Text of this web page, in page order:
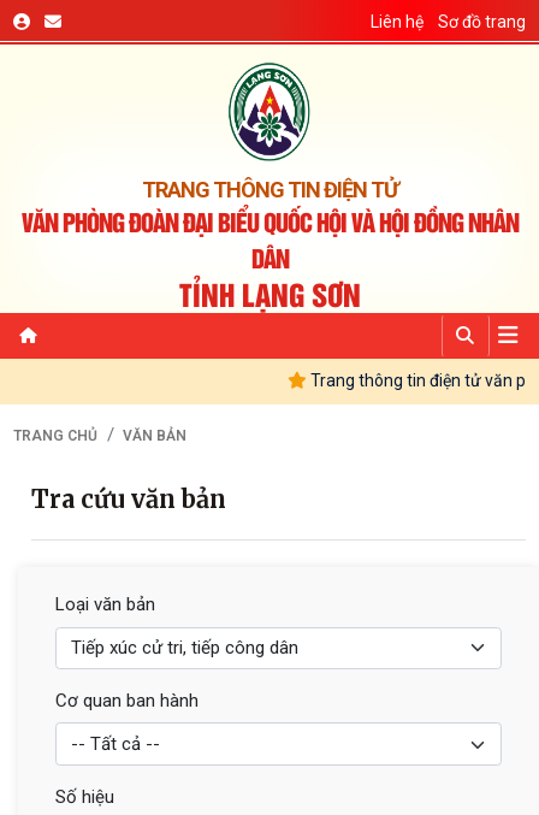
Liên hệ Sơ đồ trang
TRANG THÔNG TIN ĐIỆN TỬ
VĂN PHÒNG ĐOÀN ĐẠI BIỂU QUỐC HỘI VÀ HỘI ĐỒNG NHÂN
DÂN
TỈNH LẠNG SƠN
Trang thông tin điện tử văn
TRANG CHỦ VĂN BẢN
Tra cứu văn bản
Loại văn bản
Cơ quan ban hành
Số hiệu